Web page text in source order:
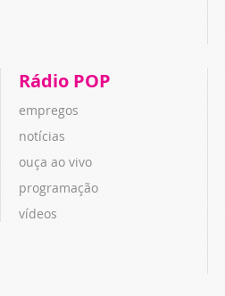
Rádio POP
empregos
notícias
ouça ao vivo
programação
vídeos